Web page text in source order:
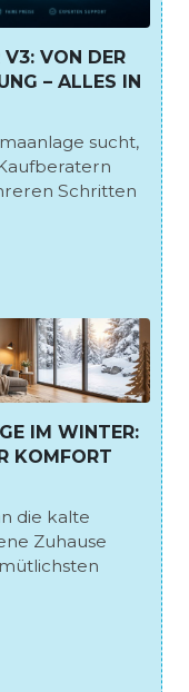
V3: VON DER
– ALLES IN
sucht,
Schritten
IM WINTER:
KOMFORT
die kalte
Zuhause